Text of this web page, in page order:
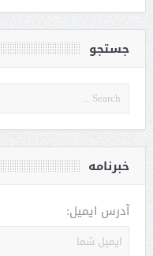
جستجو
خبرنامه
آدرس ایمیل: